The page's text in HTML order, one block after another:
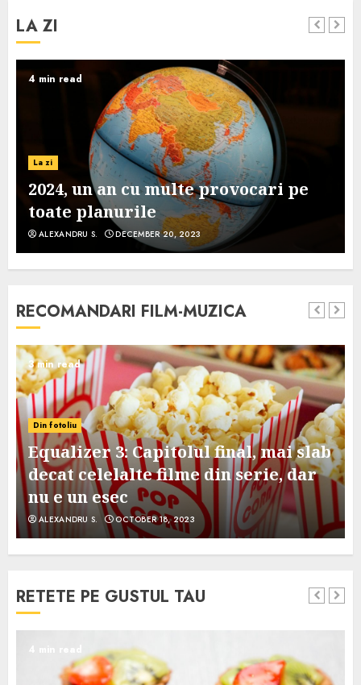
LA ZI
4 min read
La zi
2024, un an cu multe provocari pe
toate planurile
ALEXANDRU S. DECEMBER 20, 2023
RECOMANDARI FILM-MUZICA
3 min read
Din fotoliu
Equalizer 3: Capitolul final, mai slab
decat celelalte filme din serie, dar
nu e un esec
ALEXANDRU S. OCTOBER 18, 2023
RETETE PE GUSTUL TAU
4 min read